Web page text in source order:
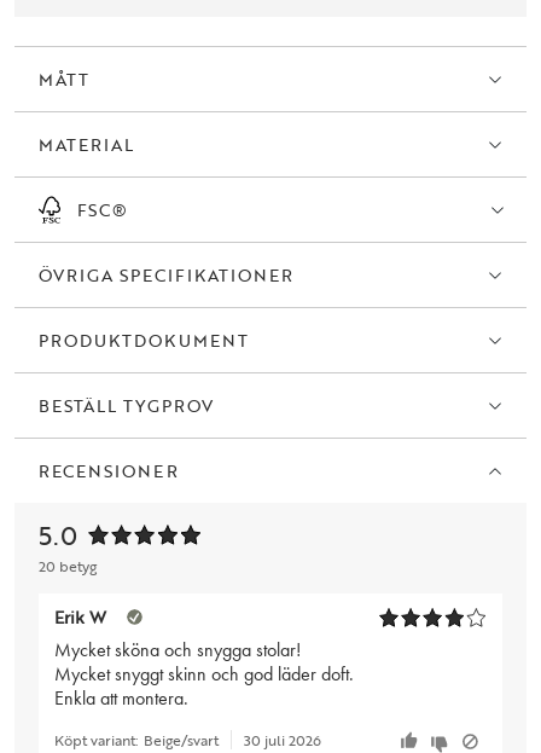
MÅTT
MATERIAL
FSC®
ÖVRIGA SPECIFIKATIONER
PRODUKTDOKUMENT
BESTÄLL TYGPROV
RECENSIONER
5.0
20 betyg
Erik W
Mycket sköna och snygga stolar!
Mycket snyggt skinn och god läder doft.
Enkla att montera.
Köpt variant: Beige/svart 30 juli 2026